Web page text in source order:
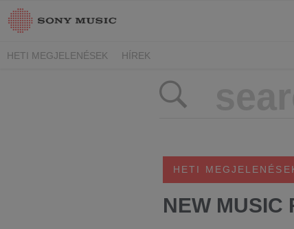
HETI MEGJELENÉSEK HÍREK
HETI
NEW MUSIC